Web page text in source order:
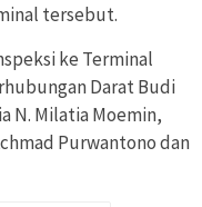
tersebut.
ke Terminal
Darat Budi
N. Milatia Moemin,
Purwantono dan